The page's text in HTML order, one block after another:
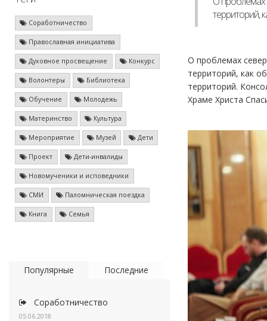
Соработничество
Православная инициатива
Духовное просвещение Конкурс
Волонтеры Библиотека
Обучение Молодежь
Материнство Культура
Мероприятие Музей Дети
Проект Дети-инвалиды
Новомученики и исповедники
СМИ Паломническая поездка
Книга Семья
Популярные Последние
Соработничество
05.06.2018
территорий,
О проблемах
территорий, как
территорий.
Храме Христа